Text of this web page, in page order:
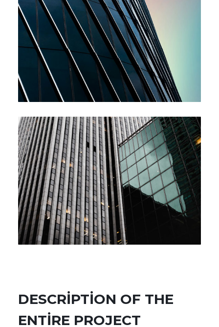
DESCRIPTION OF THE
ENTIRE PROJECT